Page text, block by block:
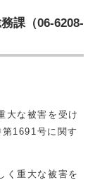
課（06-6208-
大な被害を受け
1691号に関す
く重大な被害を